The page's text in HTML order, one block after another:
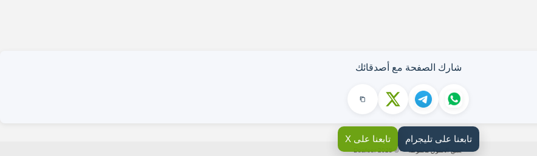
شارك الصفحة مع أصدقائك
جميع الحقوق محفوظة — © 2025 Doafeer
تابعنا على تليجرام تابعنا على X